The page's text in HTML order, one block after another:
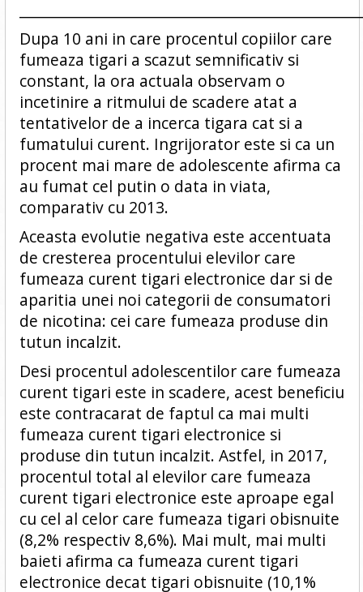
Dupa 10 ani in care procentul copiilor care
fumeaza tigari a scazut semnificativ si
constant, la ora actuala observam o
incetinire a ritmului de scadere atat a
tentativelor de a incerca tigara cat si a
fumatului curent. Ingrijorator este si ca un
procent mai mare de adolescente afirma ca
au fumat cel putin o data in viata,
comparativ cu 2013.
Aceasta evolutie negativa este accentuata
de cresterea procentului elevilor care
fumeaza curent tigari electronice dar si de
aparitia unei noi categorii de consumatori
de nicotina: cei care fumeaza produse din
tutun incalzit.
Desi procentul adolescentilor care fumeaza
curent tigari este in scadere, acest beneficiu
este contracarat de faptul ca mai multi
fumeaza curent tigari electronice si
produse din tutun incalzit. Astfel, in 2017,
procentul total al elevilor care fumeaza
curent tigari electronice este aproape egal
cu cel al celor care fumeaza tigari obisnuite
(8,2% respectiv 8,6%). Mai mult, mai multi
baieti afirma ca fumeaza curent tigari
electronice decat tigari obisnuite (10,1%